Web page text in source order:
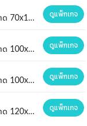
5ราคาโฟมบอร์ดขนาด 70x100cm.jpg ดูแพ็กเกจ
6ราคาโฟมบอร์ดขนาด 100x150cm.jpg ดูแพ็กเกจ
7ราคาโฟมบอร์ดขนาด 100x200cm.jpg ดูแพ็กเกจ
8ราคาโฟมบอร์ดขนาด 120x240cm.jpg ดูแพ็กเกจ